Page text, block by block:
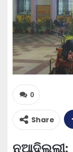
0
Share
ନୂଆଦିଲ୍ଲୀ: